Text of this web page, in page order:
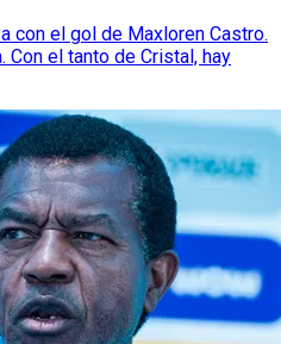
con el gol de Maxloren Castro.
Con el tanto de Cristal, hay